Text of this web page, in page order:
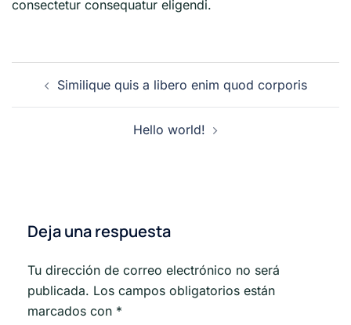
consectetur consequatur eligendi.
entradas
Similique quis a libero enim quod corporis
Hello world!
Deja una respuesta
Tu dirección de correo electrónico no será
publicada. Los campos obligatorios están
marcados con *